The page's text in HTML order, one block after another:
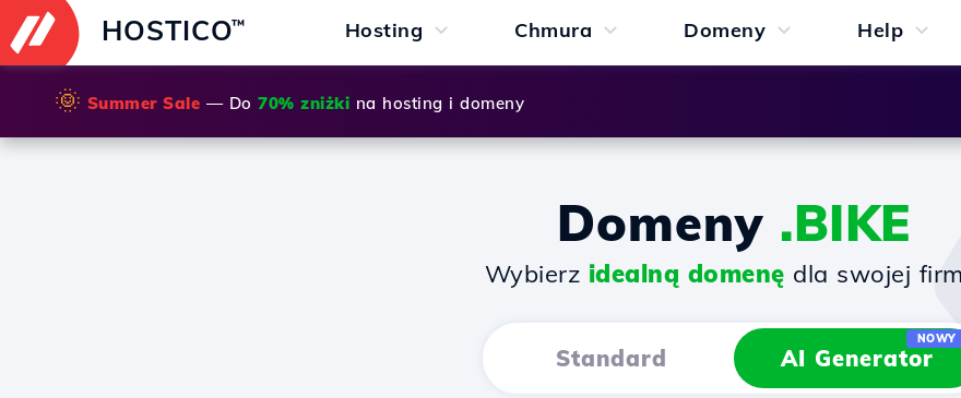
HOSTICO™ Hosting Chmura Domeny Help
🌞 Summer Sale — Do 70% zniżki na hosting i domeny
Domeny .BIKE
Wybierz idealną domenę dla swojej
Standard AI Generator
NOWY